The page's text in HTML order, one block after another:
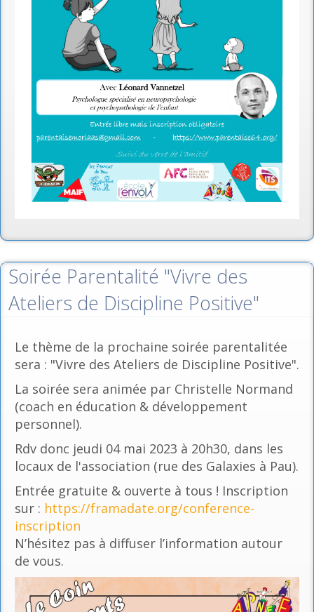
Soirée Parentalité "Vivre des
Ateliers de Discipline Positive"
Le thème de la prochaine soirée parentalitée
sera : "Vivre des Ateliers de Discipline Positive".
La soirée sera animée par Christelle Normand
(coach en éducation & développement
personnel).
Rdv donc jeudi 04 mai 2023 à 20h30, dans les
locaux de l'association (rue des Galaxies à Pau).
Entrée gratuite & ouverte à tous ! Inscription
sur : https://framadate.org/conference-
inscription
N’hésitez pas à diffuser l’information autour
de vous.